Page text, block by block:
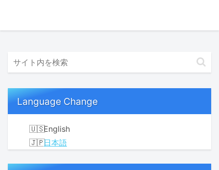
Language Change
English
日本語